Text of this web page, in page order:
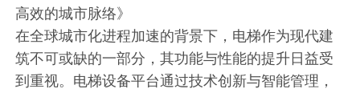
高效的城市脉络》
在全球城市化进程加速的背景下，电梯作为现代建
筑不可或缺的一部分，其功能与性能的提升日益受
到重视。电梯设备平台通过技术创新与智能管理，